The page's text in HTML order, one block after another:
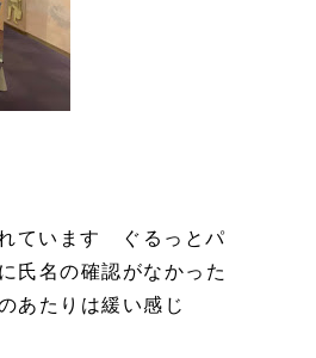
ています ぐるっとパ
氏名の確認がなかった
あたりは緩い感じ